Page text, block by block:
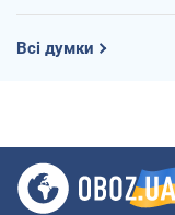
Всі думки